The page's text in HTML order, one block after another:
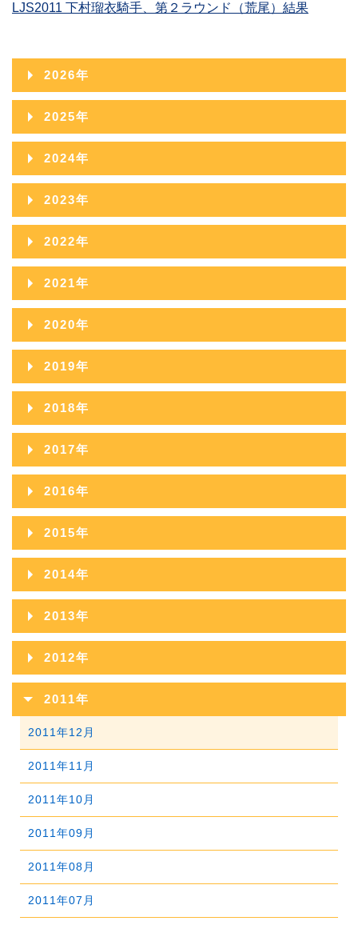
LJS2011 下村瑠衣騎手、第２ラウンド（荒尾）結果
2026年
2026年08月
2026年07月
2026年06月
2026年05月
2026年04月
2026年03月
2026年02月
2026年01月
2025年
2025年12月
2025年11月
2025年10月
2025年09月
2025年08月
2025年07月
2025年06月
2025年05月
2025年03月
2025年02月
2025年01月
2024年
2024年12月
2024年11月
2024年10月
2024年09月
2024年08月
2024年07月
2024年06月
2024年05月
2024年03月
2024年02月
2024年01月
2023年
2023年12月
2023年11月
2023年10月
2023年09月
2023年08月
2023年07月
2023年06月
2023年05月
2023年03月
2023年02月
2023年01月
2022年
2022年12月
2022年11月
2022年10月
2022年09月
2022年08月
2022年07月
2022年06月
2022年05月
2022年03月
2022年02月
2022年01月
2021年
2021年12月
2021年11月
2021年10月
2021年09月
2021年08月
2021年07月
2021年06月
2021年05月
2021年03月
2021年02月
2021年01月
2020年
2020年12月
2020年11月
2020年10月
2020年09月
2020年08月
2020年07月
2020年06月
2020年05月
2020年03月
2020年02月
2020年01月
2019年
2019年12月
2019年11月
2019年10月
2019年09月
2019年08月
2019年07月
2019年06月
2019年05月
2019年03月
2019年02月
2019年01月
2018年
2018年12月
2018年11月
2018年10月
2018年09月
2018年08月
2018年07月
2018年06月
2018年05月
2017年
2017年12月
2017年11月
2017年10月
2017年09月
2017年08月
2017年07月
2017年06月
2017年05月
2017年04月
2017年03月
2017年02月
2017年01月
2016年
2016年12月
2016年11月
2016年10月
2016年09月
2016年08月
2016年07月
2016年06月
2016年05月
2016年04月
2016年03月
2016年02月
2016年01月
2015年
2015年12月
2015年11月
2015年10月
2015年09月
2015年08月
2015年07月
2015年06月
2015年05月
2015年04月
2015年03月
2015年02月
2014年
2014年12月
2014年11月
2014年10月
2014年09月
2014年08月
2014年07月
2014年06月
2014年05月
2014年04月
2014年03月
2013年
2013年12月
2013年11月
2013年10月
2013年09月
2013年08月
2013年07月
2013年06月
2013年05月
2013年04月
2012年
2012年12月
2011年
2011年12月
2011年11月
2011年10月
2011年09月
2011年08月
2011年07月